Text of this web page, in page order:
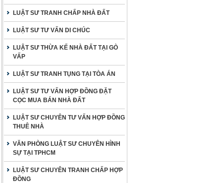
LUẬT SƯ TRANH CHẤP NHÀ ĐẤT
LUẬT SƯ TƯ VẤN DI CHÚC
LUẬT SƯ THỪA KẾ NHÀ ĐẤT TẠI GÒ
VẤP
LUẬT SƯ TRANH TỤNG TẠI TÒA ÁN
LUẬT SƯ TƯ VẤN HỢP ĐỒNG ĐẶT
CỌC MUA BÁN NHÀ ĐẤT
LUẬT SƯ CHUYÊN TƯ VẤN HỢP ĐỒNG
THUÊ NHÀ
VĂN PHÒNG LUẬT SƯ CHUYÊN HÌNH
SỰ TẠI TPHCM
LUẬT SƯ CHUYÊN TRANH CHẤP HỢP
ĐỒNG